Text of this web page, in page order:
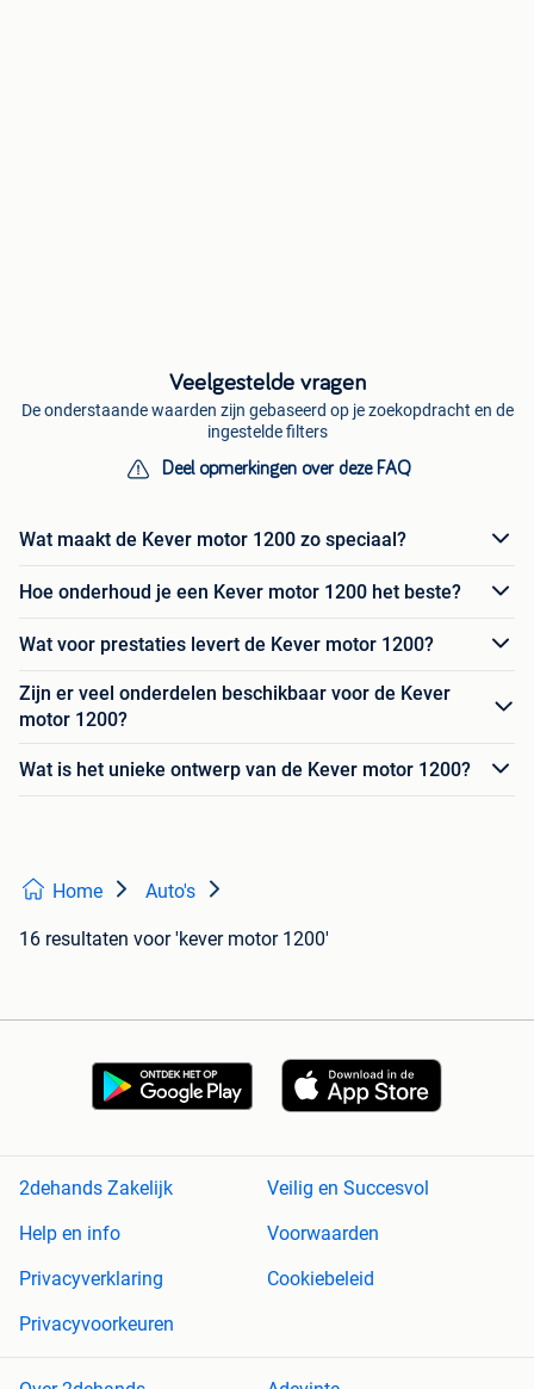
Veelgestelde vragen
De onderstaande waarden zijn gebaseerd op je zoekopdracht en de
ingestelde filters
Deel opmerkingen over deze FAQ
Wat maakt de Kever motor 1200 zo speciaal?
Hoe onderhoud je een Kever motor 1200 het beste?
Wat voor prestaties levert de Kever motor 1200?
Zijn er veel onderdelen beschikbaar voor de Kever
motor 1200?
Wat is het unieke ontwerp van de Kever motor 1200?
Home Auto's
16 resultaten voor 'kever motor 1200'
2dehands Zakelijk
Veilig en Succesvol
Help en info
Voorwaarden
Privacyverklaring
Cookiebeleid
Privacyvoorkeuren